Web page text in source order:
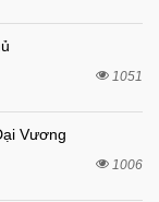
1051
Vương
1006